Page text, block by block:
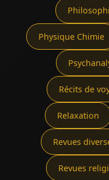
Physique Chimie
Récits de
Relaxation
Revues
Revues